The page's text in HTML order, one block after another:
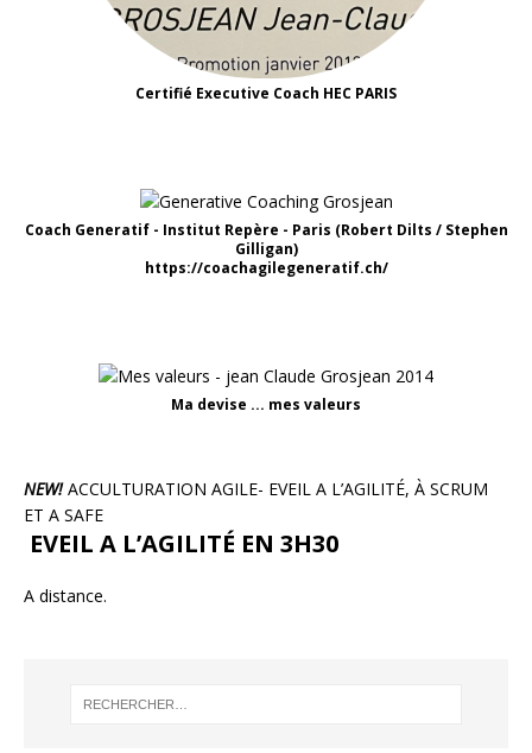
Certifié Executive Coach HEC PARIS
Coach Generatif - Institut Repère - Paris (Robert Dilts / Stephen
Gilligan)
https://coachagilegeneratif.ch/
Ma devise ... mes valeurs
NEW!ACCULTURATION AGILE- EVEIL A L’AGILITÉ, À SCRUM
ET A SAFE
EVEIL A L’AGILITÉ EN 3H30
A distance.